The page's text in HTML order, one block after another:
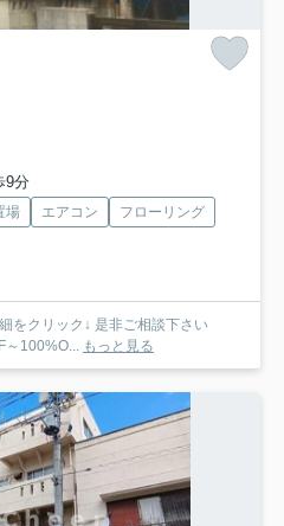
9分
場 エアコン
フローリング
をクリック↓ 是非ご相談下さい
100%O... もっと見る